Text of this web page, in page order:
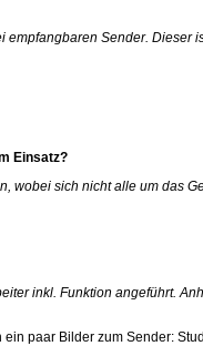
empfangbaren Sender.
Einsatz?
wobei sich nicht alle um das
inkl. Funktion angeführt.
ein paar Bilder zum Sender: